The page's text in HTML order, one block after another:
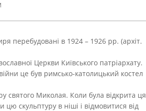
перебудовані в 1924 – 1926 рр. (архіт.
Церкви Київського патріархату.
це був римсько-католицький костел
святого Миколая. Коли була відкрита ця
скульптуру в ніші і відмовитися від